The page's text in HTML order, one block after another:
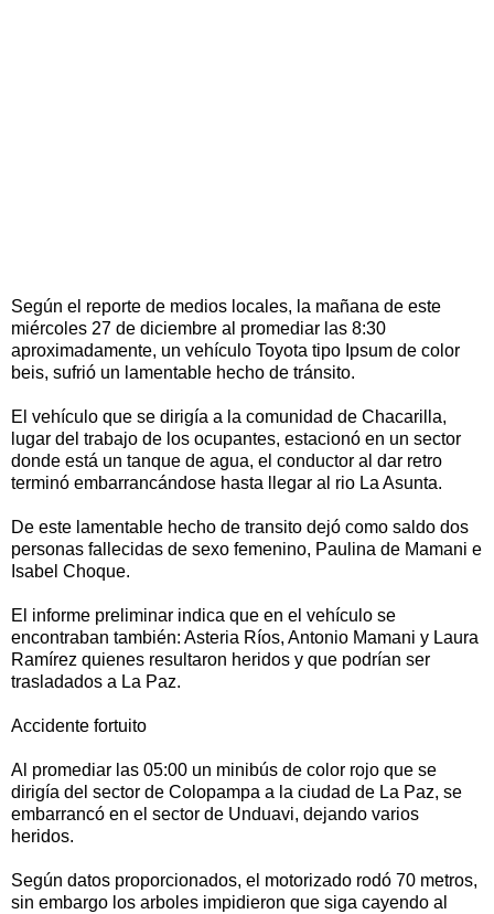
Según el reporte de medios locales, la mañana de este
miércoles 27 de diciembre al promediar las 8:30
aproximadamente, un vehículo Toyota tipo Ipsum de color
beis, sufrió un lamentable hecho de tránsito.
El vehículo que se dirigía a la comunidad de Chacarilla,
lugar del trabajo de los ocupantes, estacionó en un sector
donde está un tanque de agua, el conductor al dar retro
terminó embarrancándose hasta llegar al rio La Asunta.
De este lamentable hecho de transito dejó como saldo dos
personas fallecidas de sexo femenino, Paulina de Mamani e
Isabel Choque.
El informe preliminar indica que en el vehículo se
encontraban también: Asteria Ríos, Antonio Mamani y Laura
Ramírez quienes resultaron heridos y que podrían ser
trasladados a La Paz.
Accidente fortuito
Al promediar las 05:00 un minibús de color rojo que se
dirigía del sector de Colopampa a la ciudad de La Paz, se
embarrancó en el sector de Unduavi, dejando varios
heridos.
Según datos proporcionados, el motorizado rodó 70 metros,
sin embargo los arboles impidieron que siga cayendo al